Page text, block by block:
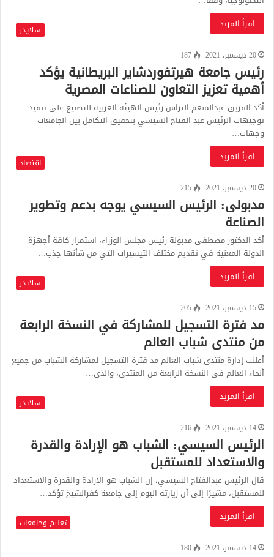
اقرأ المزيد
سلايدر
20 ديسمبر، 2021
187
رئيس جامعة هيرتفوردشاير البريطانية يؤكد
أهمية تعزيز التعاون للصناعات المصرية
أكد الفريق عبدالمنعم التراس رئيس الهيئة العربية للتصنيع على تنفيذ
توجيهات الرئيس عبد الفتاح السيسي بتحقيق التكامل بين الجامعات
وجهات…
اقرأ المزيد
اقتصاد
20 ديسمبر، 2021
215
مدبولى: الرئيس السيسي يوجه بدعم وتطوير
الصناعة
أكد الدكتور مصطفى مدبولة رئيس مجلس الوزراء، استمرار كافة أجهزة
الدولة المعنية في تقديم مختلف التيسيرات التي من شأنها جذب…
اقرأ المزيد
سلايدر
15 ديسمبر، 2021
205
مد فترة التسجيل للمشاركة في النسخة الرابعة
من منتدى شباب العالم
أعلنت إدارة منتدى شباب العالم مد فترة التسجيل لمشاركة الشباب من جميع
أنحاء العالم في النسخة الرابعة من المنتدى، والذي…
اقرأ المزيد
سلايدر
14 ديسمبر، 2021
216
الرئيس السيسي: الشباب هو الإرادة والقدرة
والاستعداد للمستقبل
قال الرئيس عبدالفتاح السيسي، إن الشباب هو الإرادة والقدرة والاستعداد
للمستقبل، مشيرًا إلى أن زيارته اليوم إلى جامعة كفرالشيخ تؤكد…
اقرأ المزيد
تعليم وجامعات
14 ديسمبر، 2021
180